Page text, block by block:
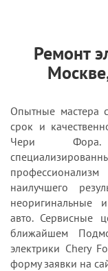
Ремонт
Опытные мастера
срок и
Чери Фора.
наилучшего
неоригинальные
авто. Сервисные
ближайшем
электрики Chery
форму заявки на